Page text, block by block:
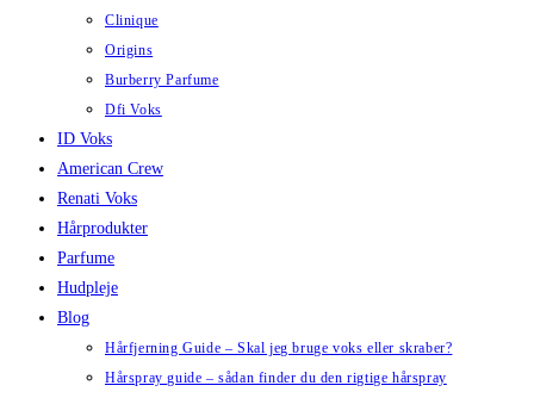
Clinique
Origins
Burberry Parfume
Dfi Voks
ID Voks
American Crew
Renati Voks
Hårprodukter
Parfume
Hudpleje
Blog
Hårfjerning Guide – Skal jeg bruge voks eller skraber?
Hårspray guide – sådan finder du den rigtige hårspray